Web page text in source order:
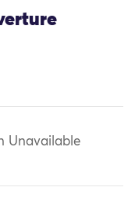
Unavailable